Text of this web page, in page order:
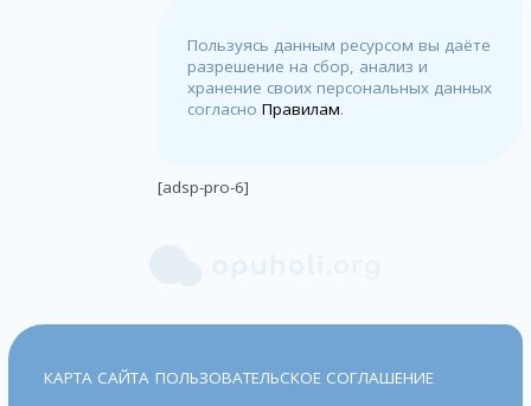
Пользуясь данным ресурсом вы даёте
разрешение на сбор, анализ и
хранение своих персональных данных
согласноПравилам.
[adsp-pro-6]
КАРТА САЙТА ПОЛЬЗОВАТЕЛЬСКОЕ СОГЛАШЕНИЕ